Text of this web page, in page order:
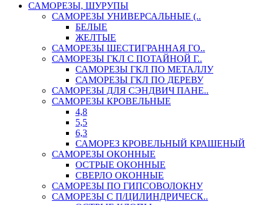
САМОРЕЗЫ, ШУРУПЫ
САМОРЕЗЫ УНИВЕРСАЛЬНЫЕ (..
БЕЛЫЕ
ЖЕЛТЫЕ
САМОРЕЗЫ ШЕСТИГРАННАЯ ГО..
САМОРЕЗЫ ГКЛ С ПОТАЙНОЙ Г..
САМОРЕЗЫ ГКЛ ПО МЕТАЛЛУ
САМОРЕЗЫ ГКЛ ПО ДЕРЕВУ
САМОРЕЗЫ ДЛЯ СЭНДВИЧ ПАНЕ..
САМОРЕЗЫ КРОВЕЛЬНЫЕ
4,8
5,5
6,3
САМОРЕЗ КРОВЕЛЬНЫЙ КРАШЕНЫЙ
САМОРЕЗЫ ОКОННЫЕ
ОСТРЫЕ ОКОННЫЕ
СВЕРЛО ОКОННЫЕ
САМОРЕЗЫ ПО ГИПСОВОЛОКНУ
САМОРЕЗЫ С П/ЦИЛИНДРИЧЕСК..